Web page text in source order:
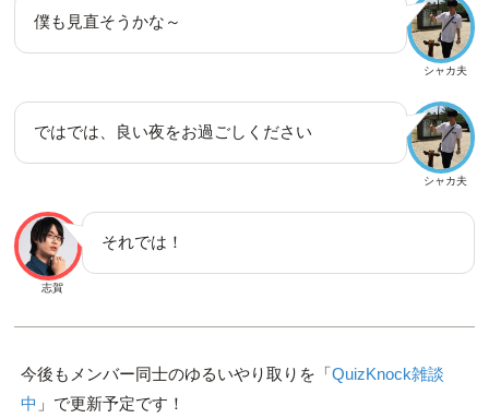
シャカ夫
僕も見直そうかな～
シャカ夫
ではでは、良い夜をお過ごしください
志賀
それでは！
今後もメンバー同士のゆるいやり取りを「QuizKnock雑談
中 」で更新予定です！